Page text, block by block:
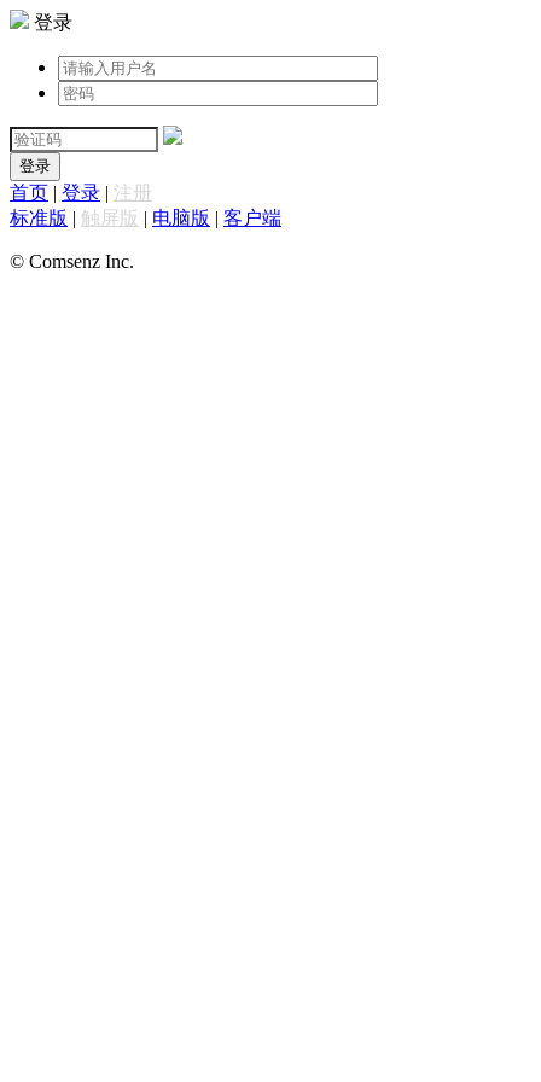
登录
登录
首页 | 登录 | 注册
标准版 | 触屏版 | 电脑版 | 客户端
© Comsenz Inc.